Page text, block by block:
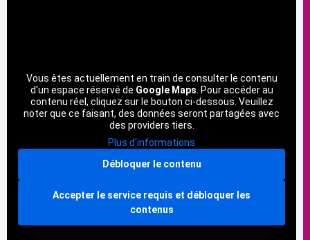
Vous êtes actuellement en train de consulter le contenu
d'un espace réservé de Google Maps . Pour accéder au
contenu réel, cliquez sur le bouton ci-dessous. Veuillez
noter que ce faisant, des données seront partagées avec
des providers tiers.
Plus d'informations
Débloquer le contenu
Accepter le service requis et débloquer les
contenus